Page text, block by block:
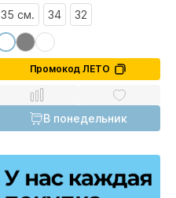
35 см. 34 32
Промокод ЛЕТО
В понедельник